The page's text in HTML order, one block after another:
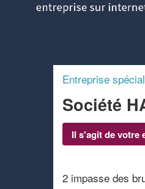
Entreprise
Société
Il s'agit de votre
2 impasse des